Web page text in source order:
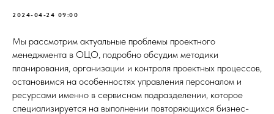
2024-04-24 09:00
Мы рассмотрим актуальные проблемы проектного
менеджмента в ОЦО, подробно обсудим методики
планирования, организации и контроля проектных процессов,
остановимся на особенностях управления персоналом и
ресурсами именно в сервисном подразделении, которое
специализируется на выполнении повторяющихся бизнес-